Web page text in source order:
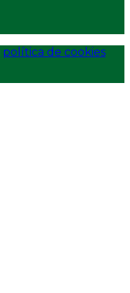
política de cookies